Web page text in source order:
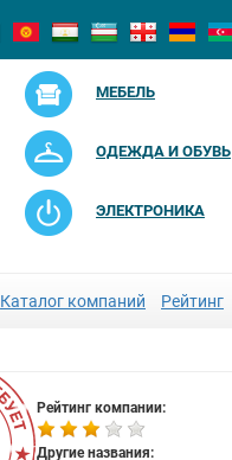
МЕБЕЛЬ
ОДЕЖДА И ОБУВЬ
ЭЛЕКТРОНИКА
Каталог компаний Рейтинг
Рейтинг компании:
Другие названия: